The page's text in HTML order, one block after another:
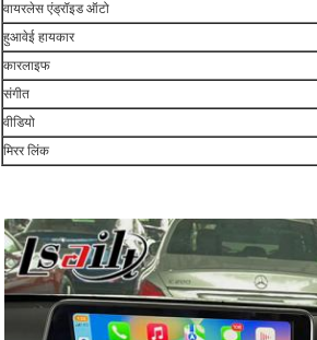
वायरलेस एंड्रॉइड ऑटो
हुआवेई हायकार
कारलाइफ
संगीत
वीडियो
मिरर लिंक